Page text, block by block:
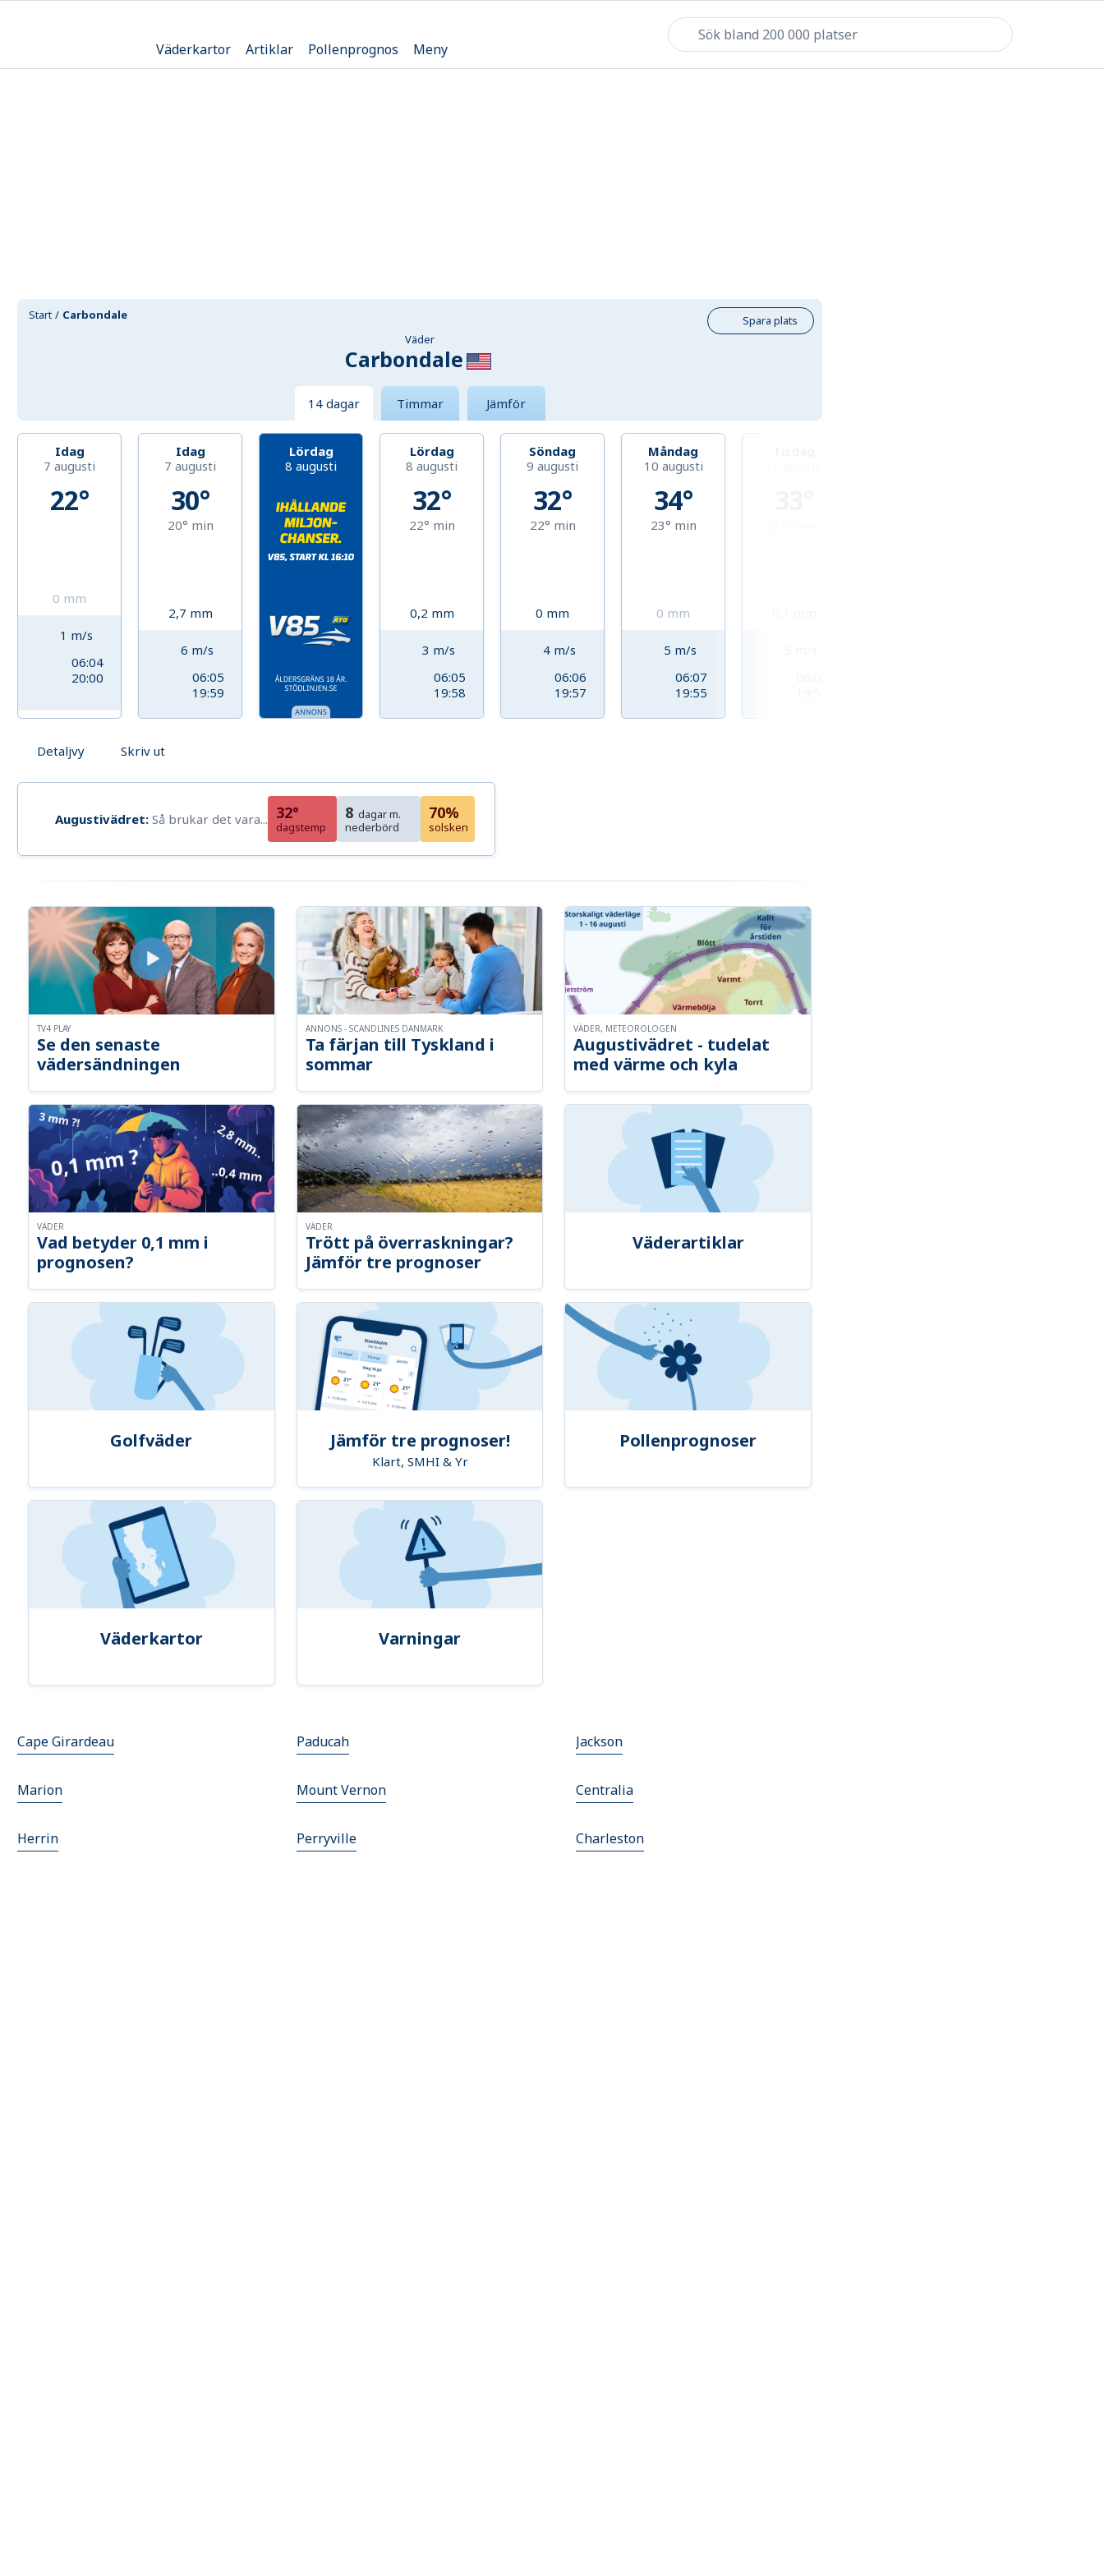
Väderkartor Artiklar Pollenprognos Meny
Start Carbondale
Spara plats
Väder
Carbondale
14 dagar Timmar Jämför
Idag
7 augusti
22°
0 mm
1 m/s
06:04
20:00
Idag
7 augusti
30°
20° min
2,7 mm
6 m/s
06:05
19:59
Lördag
8 augusti
Lördag
8 augusti
32°
22° min
0,2 mm
3 m/s
06:05
19:58
Söndag
9 augusti
32°
22° min
0 mm
4 m/s
06:06
19:57
Måndag
10 augusti
34°
23° min
0 mm
5 m/s
06:07
19:55
Detaljvy Skriv ut
Augustivädret: Så brukar det vara... 32°
dagstemp
8 dagar m.
nederbörd
70%
solsken
Se den senaste
vädersändningen
TV4 PLAY
Ta färjan till Tyskland i
sommar
ANNONS - SCANDLINES DANMARK
Augustivädret - tudelat
med värme och kyla
VÄDER, METEOROLOGEN
Vad betyder 0,1 mm i
prognosen?
VÄDER
Trött på överraskningar?
Jämför tre prognoser
VÄDER
Väderartiklar
Golfväder Jämför tre prognoser!
Klart, SMHI & Yr
Pollenprognoser
Väderkartor Varningar
Cape Girardeau Paducah Jackson
Marion Mount Vernon Centralia
Herrin Perryville Charleston